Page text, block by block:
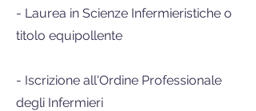
- Laurea in Scienze Infermieristiche o
titolo equipollente
- Iscrizione all'Ordine Professionale
degli Infermieri